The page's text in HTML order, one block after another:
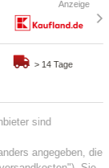
> 14 Tage